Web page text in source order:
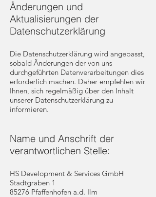
Änderungen und
Aktualisierungen der
Datenschutzerklärung
Die Datenschutzerklärung wird angepasst,
sobald Änderungen der von uns
durchgeführten Datenverarbeitungen dies
erforderlich machen. Daher empfehlen wir
Ihnen, sich regelmäßig über den Inhalt
unserer Datenschutzerklärung zu
informieren.
Name und Anschrift der
verantwortlichen Stelle:
HS Development & Services GmbH
Stadtgraben 1
85276 Pfaffenhofen a.d. Ilm